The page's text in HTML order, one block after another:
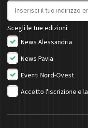
Indirizzo email
Scegli le tue edizioni:
News Alessandria
News Pavia
Eventi Nord-Ovest
Accetto l'iscrizione e la